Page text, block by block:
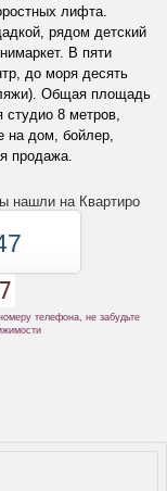
лифта.
рядом детский
В пяти
до моря десять
Общая площадь
студио 8 метров,
на дом, бойлер,
продажа.
нашли на Квартиро
телефона, не забудьте